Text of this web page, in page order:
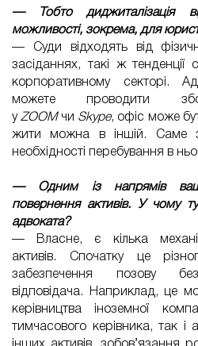
— Тобто диджиталізація
можливості, зокрема, для
— Суди відходять від
засіданнях, такі ж тенденції
корпоративному секторі.
можете проводити
уZOOMчи Skype, офіс може
жити можна в іншій. Саме
необхідності перебування в
— Одним із напрямів
повернення активів. У чому
адвоката?
— Власне, є кілька
активів. Спочатку це
забезпечення позову
відповідача. Наприклад, це
керівництва іноземної
тимчасового керівника, так і